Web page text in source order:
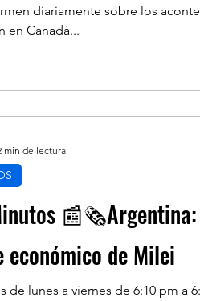
diariamente sobre los
en Canadá...
económico de Milei
de lunes a viernes de 6:10 pm a
min de lectura